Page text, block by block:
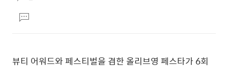
문댓
글
뷰티 어워드와 페스티벌을 겸한 올리브영 페스타가 6회